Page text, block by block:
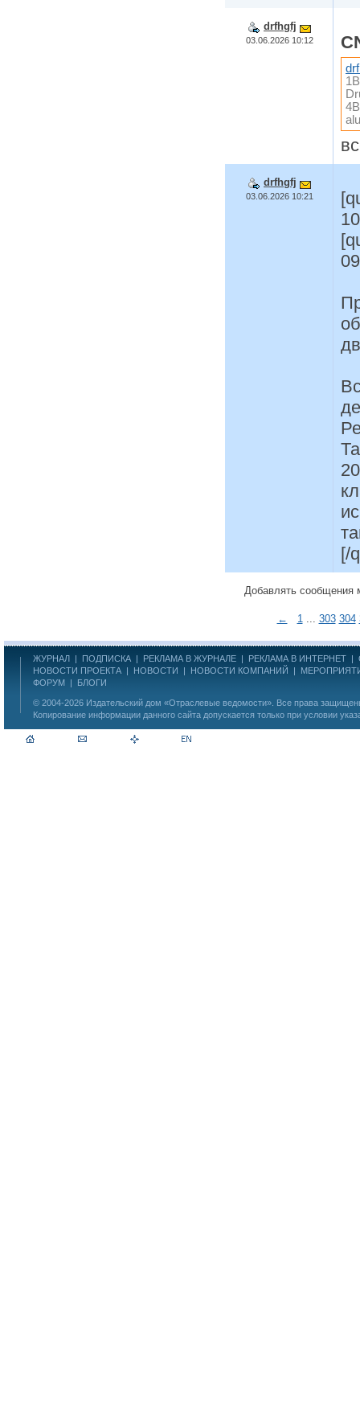
drfhgfj
03.06.2026 10:12
drfhgfj
03.06.2026 10:21
[/
Добавлять сообщения
← 1... 303 304
ЖУРНАЛ | ПОДПИСКА | РЕКЛАМА В ЖУРНАЛЕ | РЕКЛАМА В ИНТЕРНЕТ |
НОВОСТИ ПРОЕКТА | НОВОСТИ | НОВОСТИ КОМПАНИЙ |
ФОРУМ | БЛОГИ
© 2004-2026 Издательский дом «Отраслевые ведомости» . Все права
Копирование информации данного сайта допускается только при условии